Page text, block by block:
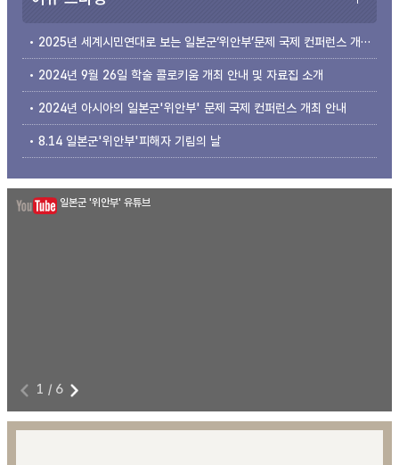
2025년 세계시민연대로 보는 일본군‘위안부’문제 국제 컨퍼런스 개최 안내
2024년 9월 26일 학술 콜로키움 개최 안내 및 자료집 소개
2024년 아시아의 일본군'위안부' 문제 국제 컨퍼런스 개최 안내
8.14 일본군'위안부'피해자 기림의 날
일본군 '위안부' 유튜브
1 / 6